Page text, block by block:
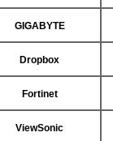
GIGABYTE
Dropbox
Fortinet
ViewSonic